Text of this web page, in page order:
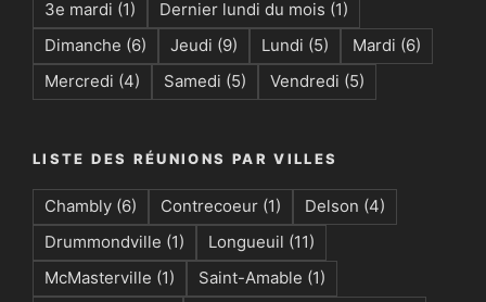
3e mardi (1) Dernier lundi du mois (1)
Dimanche (6) Jeudi (9) Lundi (5) Mardi (6)
Mercredi (4) Samedi (5) Vendredi (5)
LISTE DES RÉUNIONS PAR VILLES
Chambly (6) Contrecoeur (1) Delson (4)
Drummondville (1) Longueuil (11)
McMasterville (1) Saint-Amable (1)